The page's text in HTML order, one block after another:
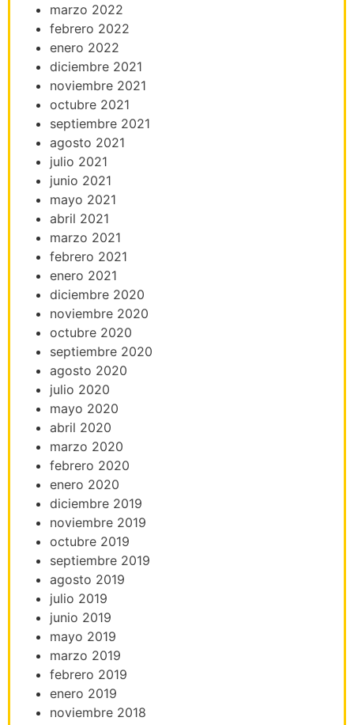
marzo 2022
febrero 2022
enero 2022
diciembre 2021
noviembre 2021
octubre 2021
septiembre 2021
agosto 2021
julio 2021
junio 2021
mayo 2021
abril 2021
marzo 2021
febrero 2021
enero 2021
diciembre 2020
noviembre 2020
octubre 2020
septiembre 2020
agosto 2020
julio 2020
mayo 2020
abril 2020
marzo 2020
febrero 2020
enero 2020
diciembre 2019
noviembre 2019
octubre 2019
septiembre 2019
agosto 2019
julio 2019
junio 2019
mayo 2019
marzo 2019
febrero 2019
enero 2019
noviembre 2018